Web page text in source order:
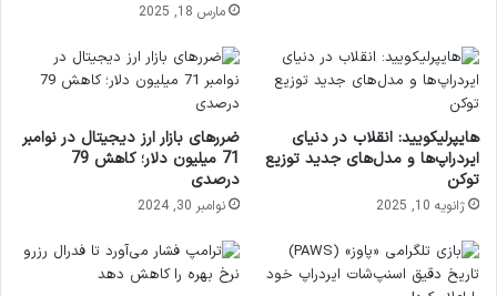
مارس 18, 2025
هایپرلیکویید: انقلاب در دنیای
ایر‌دراپ‌ها و مدل‌های جدید توزیع
توکن
ژانویه 10, 2025
ضررهای بازار ارز دیجیتال در نوامبر
71 میلیون دلار؛ کاهش 79
درصدی
نوامبر 30, 2024